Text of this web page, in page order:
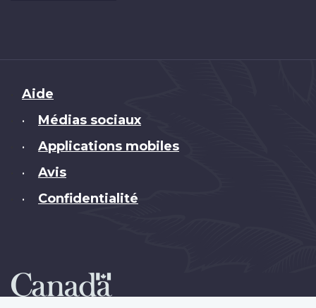
Brand
Aide
• Médias sociaux
• Applications mobiles
• Avis
• Confidentialité